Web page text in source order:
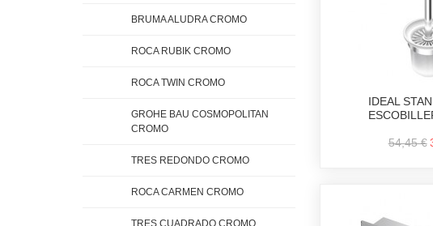
IDEAL
54,45 €
BRUMA ALUDRA CROMO
ROCA RUBIK CROMO
ROCA TWIN CROMO
GROHE BAU COSMOPOLITAN
CROMO
TRES REDONDO CROMO
ROCA CARMEN CROMO
TRES CUADRADO CROMO